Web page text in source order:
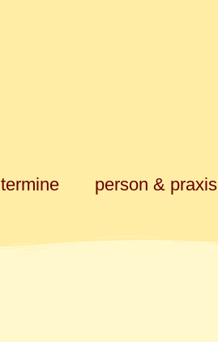
termine person & praxis